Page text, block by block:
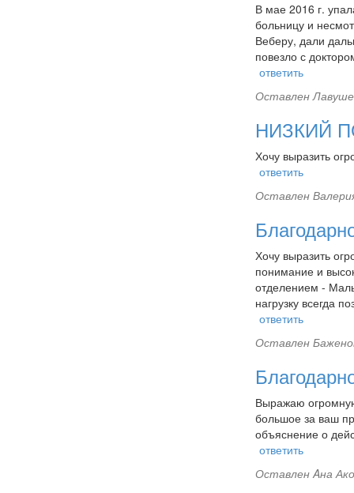
В мае 2016 г.
больницу и
Веберу, дали
повезло с
ответить
Оставлен
НИЗКИЙ
Хочу выразить
ответить
Оставлен
Хочу выразить
понимание и
отделением -
нагрузку всегда
ответить
Оставлен
Выражаю
большое за ваш
объяснение о
ответить
ОставленAна